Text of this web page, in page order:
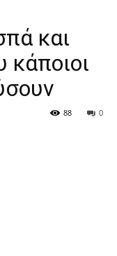
και
κάποιοι
0
88